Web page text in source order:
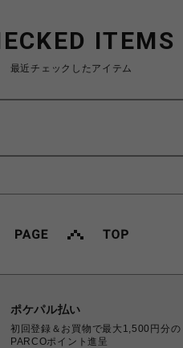
ITEMS
最近チェックしたアイテム
ポケパル払い
初回登録＆お買物で最大1,500円分の
PARCOポイント進呈